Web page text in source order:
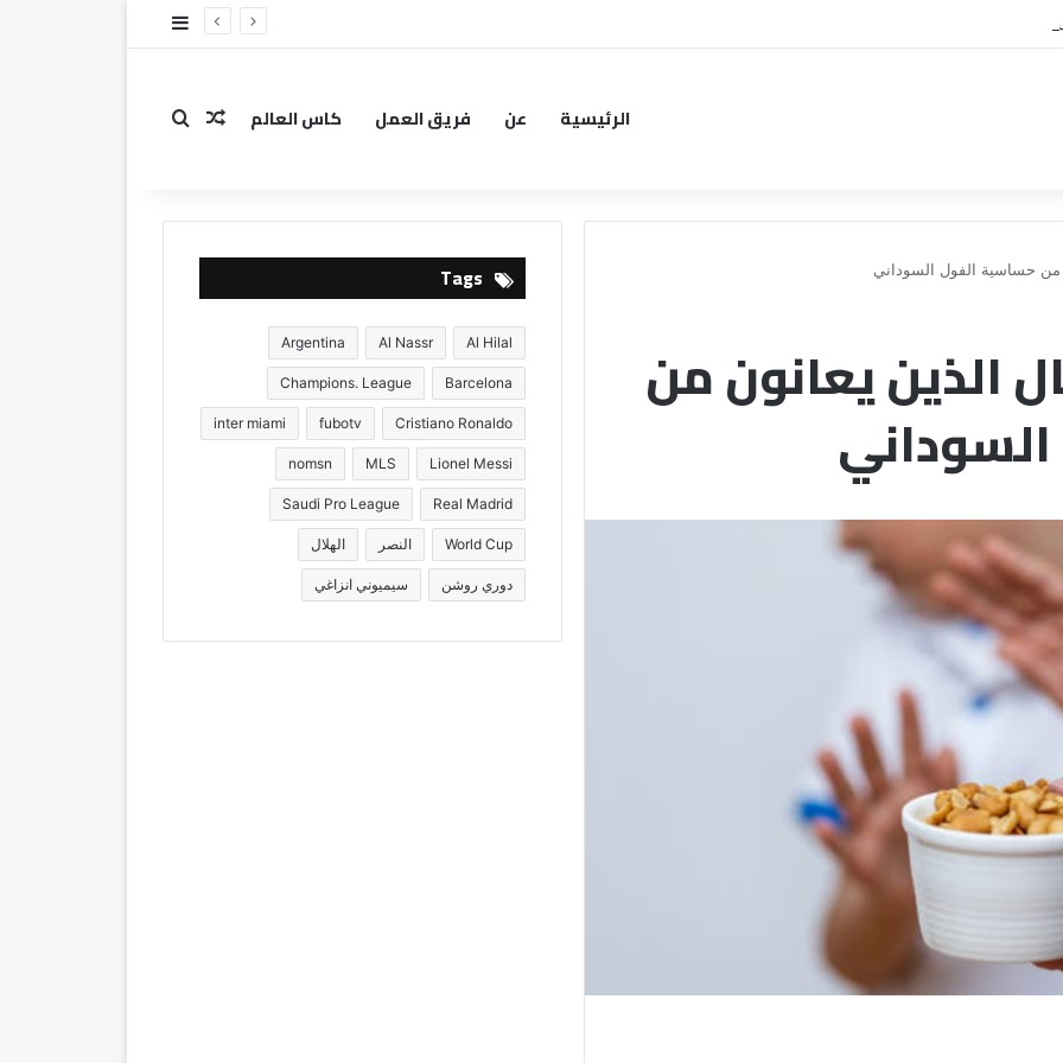
من خطوة جديدة بموافقة الهلال إضافة عمود جانبي
الرئيسية عن فريق العمل كاس العالم مقال عشوائي
بحث عن
من حساسية الفول السوداني
الذين يعانون من
Tags
Al Hilal
Al Nassr
Argentina
Barcelona
Champions. League
Cristiano Ronaldo
fubotv
inter miami
Lionel Messi
MLS
nomsn
Real Madrid
Saudi Pro League
World Cup النصر الهلال
دوري روشن سيميوني انزاغي